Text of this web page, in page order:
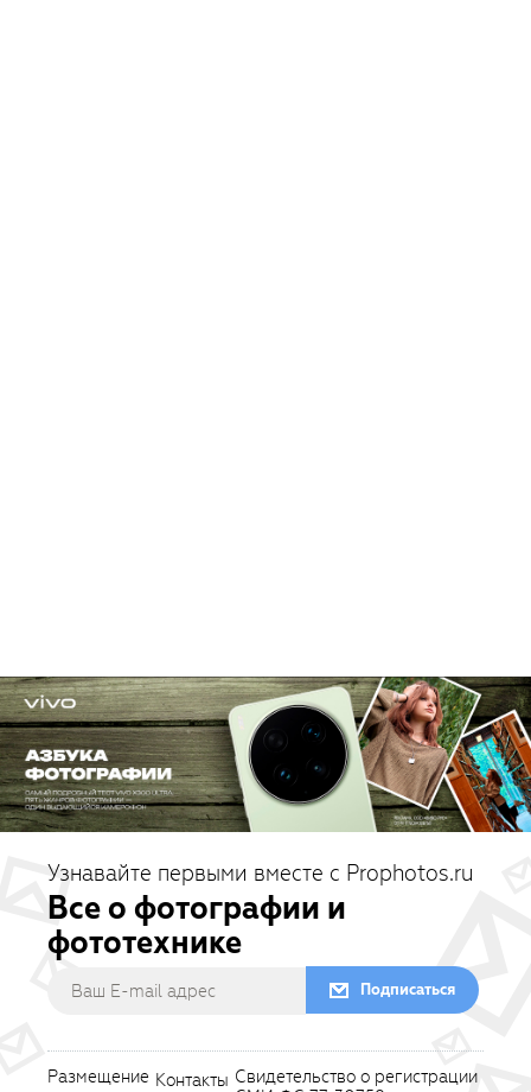
Узнавайте первыми вместе с Prophotos.ru
Все о фотографии и
фототехнике
Подписаться
Размещение Контакты Свидетельство о регистрации